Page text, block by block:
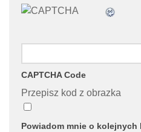
CAPTCHA Code
Przepisz kod z obrazka
Powiadom mnie o kolejnych